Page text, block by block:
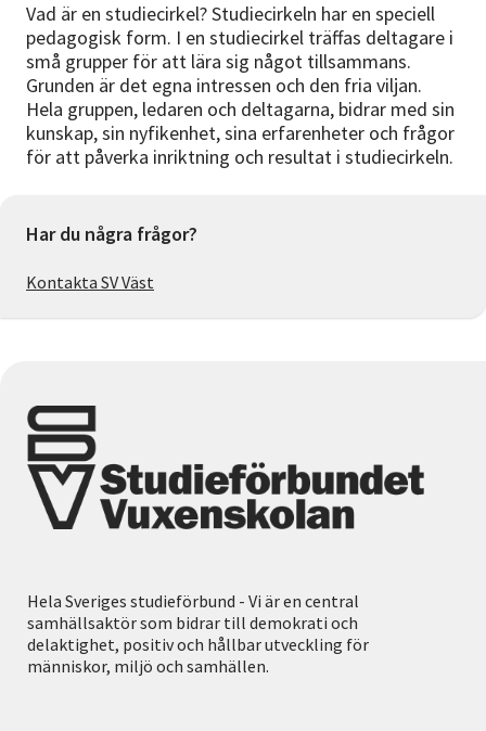
Vad är en studiecirkel? Studiecirkeln har en speciell
pedagogisk form. I en studiecirkel träffas deltagare i
små grupper för att lära sig något tillsammans.
Grunden är det egna intressen och den fria viljan.
Hela gruppen, ledaren och deltagarna, bidrar med sin
kunskap, sin nyfikenhet, sina erfarenheter och frågor
för att påverka inriktning och resultat i studiecirkeln.
Har du några frågor?
Kontakta SV Väst
Hela Sveriges studieförbund - Vi är en central
samhällsaktör som bidrar till demokrati och
delaktighet, positiv och hållbar utveckling för
människor, miljö och samhällen.